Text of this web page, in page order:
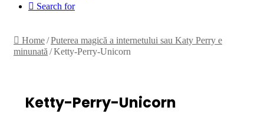
Search for
Home/Puterea magică a internetului sau Katy Perry e
minunată /Ketty-Perry-Unicorn
Ketty-Perry-Unicorn